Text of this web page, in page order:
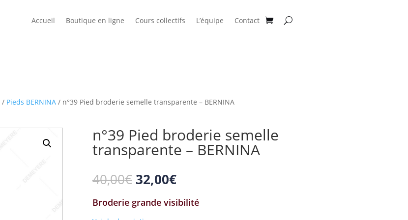
Accueil Boutique en ligne Cours collectifs L’équipe Contact
/ Pieds BERNINA / n°39 Pied broderie semelle transparente – BERNINA
n°39 Pied broderie semelle
transparente – BERNINA
40,00€ Le
prix
initial
était :
32,00€Le
prix
actuel
Broderie grande visibilité